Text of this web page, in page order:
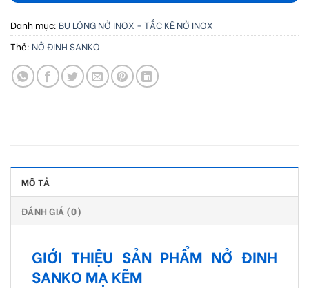
Danh mục: BU LÔNG NỞ INOX - TẮC KÊ NỞ INOX
Thẻ: NỞ ĐINH SANKO
MÔ TẢ
ĐÁNH GIÁ (0)
GIỚI THIỆU SẢN PHẨM NỞ ĐINH
SANKO MẠ KẼM